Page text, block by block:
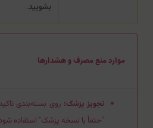
بشویید.
موارد منع مصرف و هشدارها
تجویز پزشک: روی بسته‌بندی
"حتماً با نسخه پزشک" استفاده